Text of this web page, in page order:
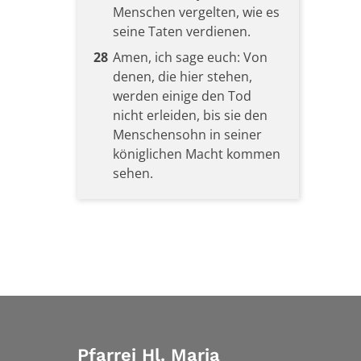
Menschen vergelten, wie es
seine Taten verdienen.
28 Amen, ich sage euch: Von
denen, die hier stehen,
werden einige den Tod
nicht erleiden, bis sie den
Menschensohn in seiner
königlichen Macht kommen
sehen.
Pfarrei Hl. Maria